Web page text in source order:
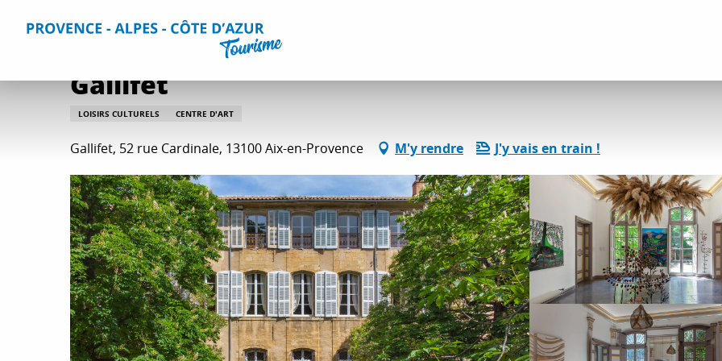
Accueil Que faire ? Détente et loisirs
Gallifet
LOISIRS CULTURELS CENTRE D'ART
Gallifet, 52 rue Cardinale, 13100 Aix-en-Provence M'y rendre J'y vais en train !